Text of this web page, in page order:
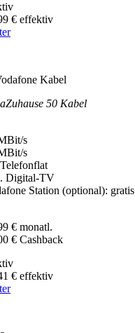
€ effektiv
50 Kabel
s
s
Digital-TV
Station (optional): gratis
€ monatl.
€ Cashback
€ effektiv